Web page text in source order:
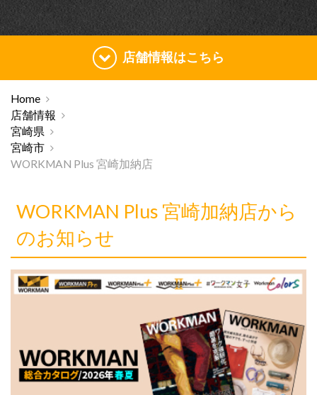
店舗情報はこちら
Home
店舗情報
宮崎県
宮崎市
WORKMAN Plus 宮崎加納店
WORKMAN Plus 宮崎加納店から
のお知らせ